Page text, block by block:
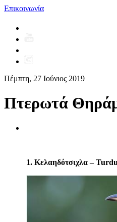
Επικοινωνία
Πέμπτη, 27 Ιούνιος 2019
Πτερωτά
1. Κελαηδότσιχλα –